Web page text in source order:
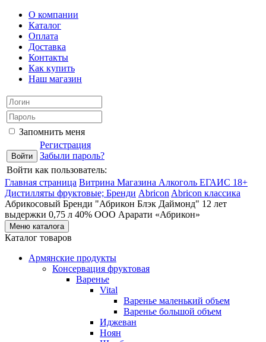
О компании
Каталог
Оплата
Доставка
Контакты
Как купить
Наш магазин
Запомнить меня
Регистрация
Забыли пароль?
Войти как пользователь:
Главная страница Витрина Магазина Алкоголь ЕГАИС 18+
Дистилляты фруктовые; Бренди Abricon Abricon классика
Абрикосовый Бренди "Абрикон Блэк Даймонд" 12 лет
выдержки 0,75 л 40% ООО Арарати «Абрикон»
Меню каталога
Каталог товаров
Армянские продукты
Консервация фруктовая
Варенье
Vital
Варенье маленький объем
Варенье большой объем
Иджеван
Ноян